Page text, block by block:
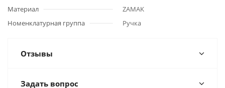
Материал
ZAMAK
Номенклатурная группа
Ручка
Отзывы
Задать вопрос